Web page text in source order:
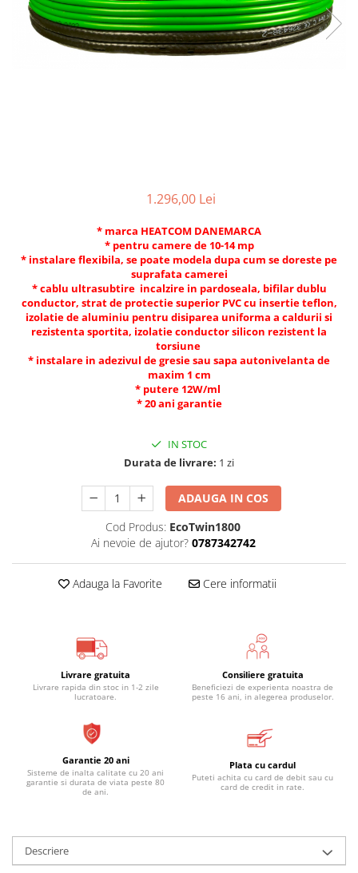
1.296,00 Lei
* marca HEATCOM DANEMARCA
* pentru camere de 10-14 mp
* instalare flexibila, se poate modela dupa cum se doreste pe
suprafata camerei
* cablu ultrasubtire incalzire in pardoseala, bifilar dublu
conductor, strat de protectie superior PVC cu insertie teflon,
izolatie de aluminiu pentru disiparea uniforma a caldurii si
rezistenta sportita, izolatie conductor silicon rezistent la
torsiune
* instalare in adezivul de gresie sau sapa autonivelanta de
maxim 1 cm
* putere 12W/ml
* 20 ani garantie
IN STOC
Durata de livrare: 1 zi
ADAUGA IN COS
Cod Produs: EcoTwin1800
Ai nevoie de ajutor? 0787342742
Adauga la Favorite Cere informatii
Livrare gratuita
Livrare rapida din stoc in 1-2 zile
lucratoare.
Consiliere gratuita
Beneficiezi de experienta noastra de
peste 16 ani, in alegerea produselor.
Garantie 20 ani
Sisteme de inalta calitate cu 20 ani
garantie si durata de viata peste 80
de ani.
Plata cu cardul
Puteti achita cu card de debit sau cu
card de credit in rate.
Descriere